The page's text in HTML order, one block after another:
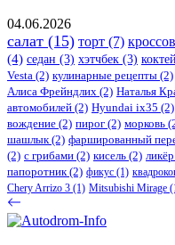
04.06.2026
салат (15) торт (7)
(4) седан (3) хэтчбек (3)
Vesta (2) кулинарные рецепты (2)
Алиса Фрейндлих (2) Наталья
автомобилей (2) ​Hyundai ix35 (2)
вождение (2) пирог (2) морковь
шашлык(2) фаршированный
(2) с грибами (2) кисель (2) ликёр
папоротник(2) фикус (1)
Chery Arrizo 3 (1) Mitsubishi Mirage